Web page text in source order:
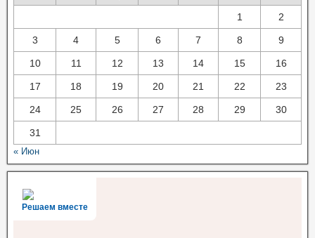
1 2
3 4 5 6 7 8 9
10 11 12 13 14 15 16
17 18 19 20 21 22 23
24 25 26 27 28 29 30
31
« Июн
Решаем вместе